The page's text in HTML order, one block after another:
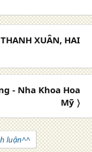
THANH XUÂN, HAI
- Nha Khoa Hoa
Mỹ 〉
luận^^